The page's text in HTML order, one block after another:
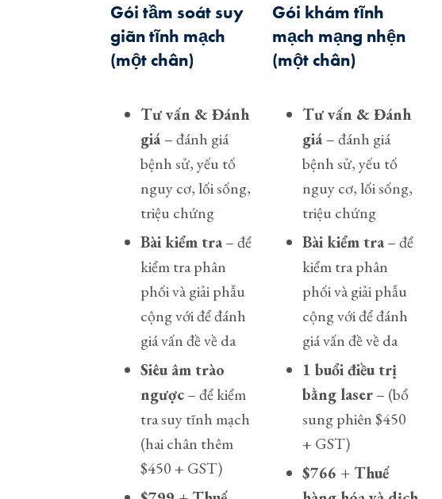
Gói tầm soát suy
giãn tĩnh mạch
(một chân)
Tư vấn & Đánh
giá– đánh giá
bệnh sử, yếu tố
nguy cơ, lối sống,
triệu chứng
Bài kiểm tra– để
kiểm tra phân
phối và giải phẫu
cộng với để đánh
giá vấn đề về da
Siêu âm trào
ngược– để kiểm
tra suy tĩnh mạch
(hai chân thêm
$450 + GST)
Gói khám tĩnh
mạch mạng nhện
(một chân)
Tư vấn & Đánh
giá– đánh giá
bệnh sử, yếu tố
nguy cơ, lối sống,
triệu chứng
Bài kiểm tra– để
kiểm tra phân
phối và giải phẫu
cộng với để đánh
giá vấn đề về da
1 buổi điều trị
bằng laser– (bổ
sung phiên $450
+ GST)
$766 + Thuế